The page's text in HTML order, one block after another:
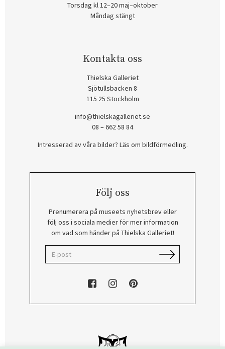
Torsdag kl 12–20 maj–oktober
Måndag stängt
Kontakta oss
Thielska Galleriet
Sjötullsbacken 8
115 25 Stockholm
info@thielskagalleriet.se
08 – 662 58 84
Intresserad av våra bilder? Läs om bildförmedling.
Följ oss
Prenumerera på museets nyhetsbrev eller
följ oss i sociala medier för mer information
om vad som händer på Thielska Galleriet!